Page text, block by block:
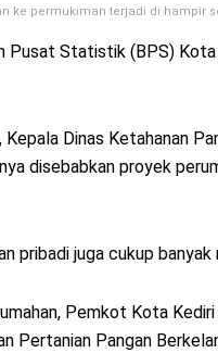
ke permukiman terjadi di hampir
Pusat Statistik (BPS)
Kepala Dinas Ketahanan
disebabkan proyek
pribadi juga cukup
Pemkot Kota
Pertanian Pangan